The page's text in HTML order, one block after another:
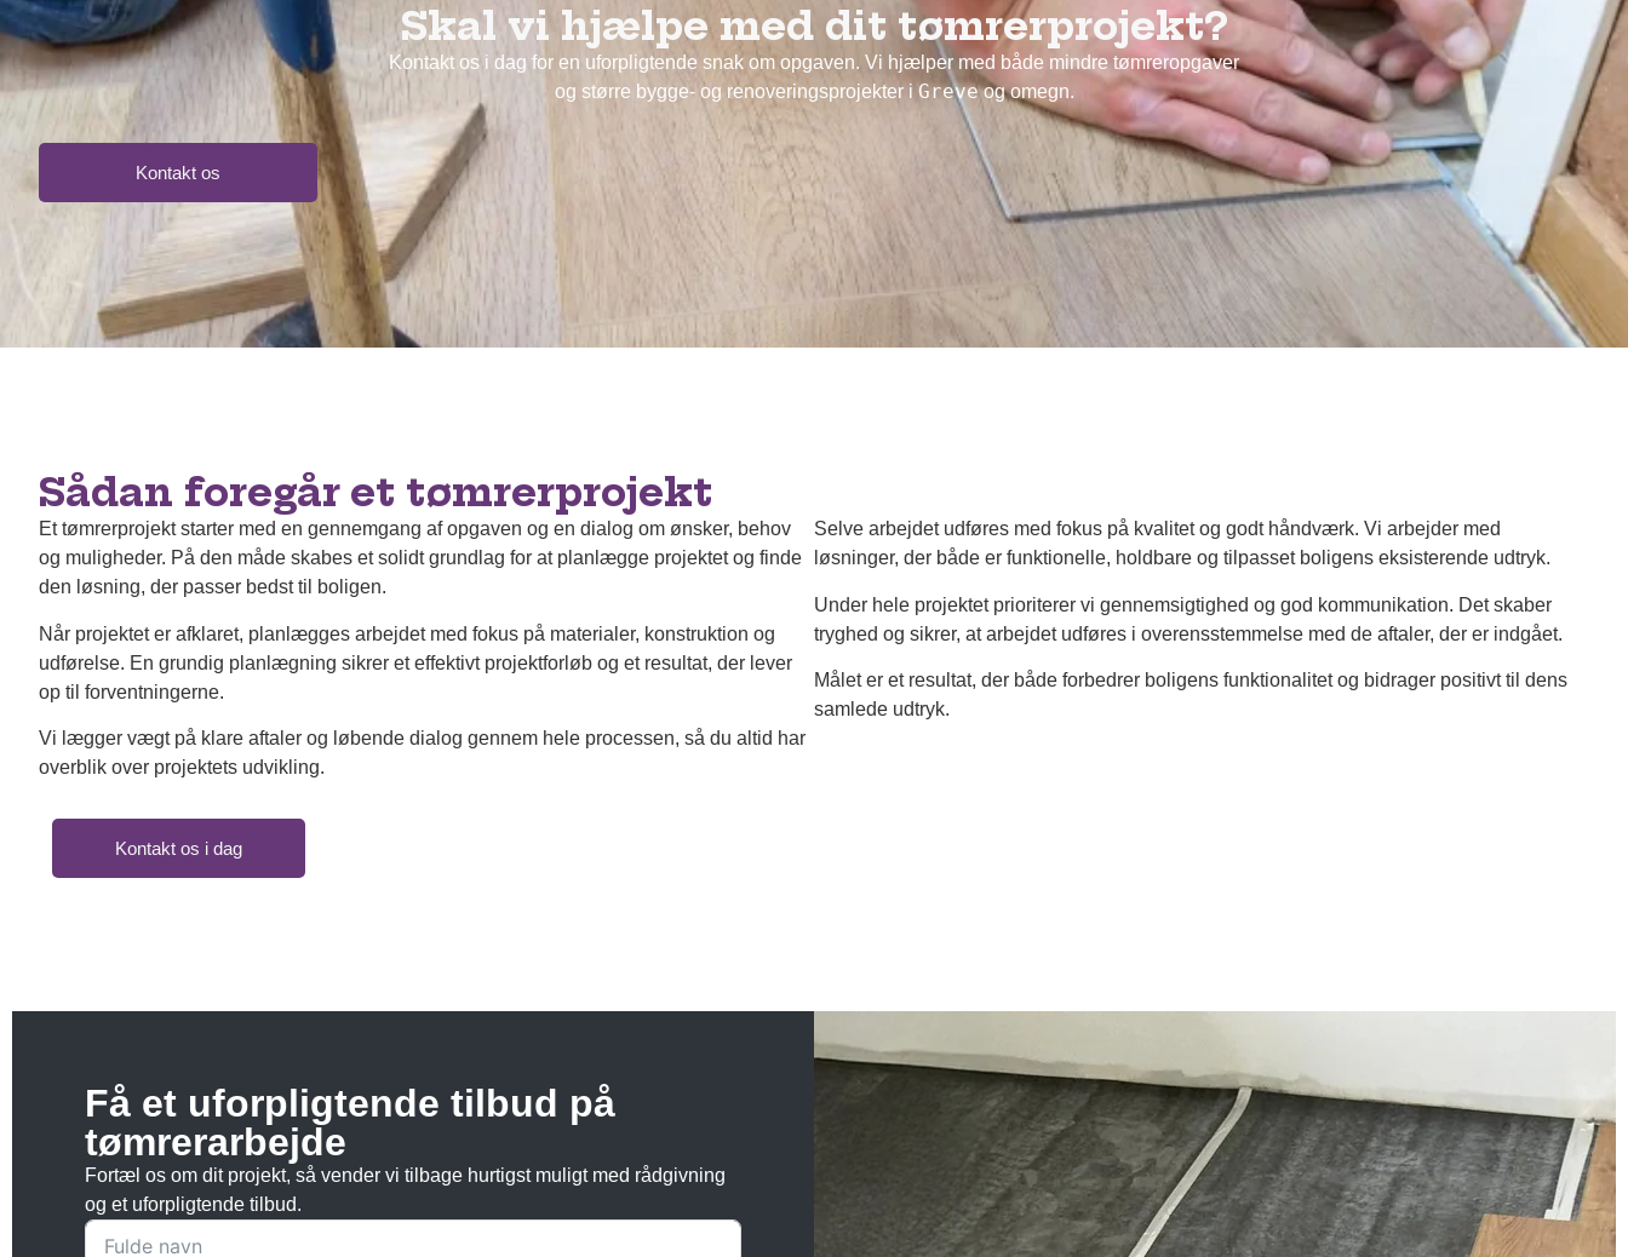
Skal vi hjælpe med dit tømrerprojekt?
Kontakt os i dag for en uforpligtende snak om opgaven. Vi hjælper med både mindre tømreropgaver
og større bygge- og renoveringsprojekter i Greveog omegn.
Kontakt os
Sådan foregår et tømrerprojekt
Et tømrerprojekt starter med en gennemgang af opgaven og en dialog om ønsker, behov
og muligheder. På den måde skabes et solidt grundlag for at planlægge projektet og finde
den løsning, der passer bedst til boligen.
Når projektet er afklaret, planlægges arbejdet med fokus på materialer, konstruktion og
udførelse. En grundig planlægning sikrer et effektivt projektforløb og et resultat, der lever
op til forventningerne.
Vi lægger vægt på klare aftaler og løbende dialog gennem hele processen, så du altid har
overblik over projektets udvikling.
Selve arbejdet udføres med fokus på kvalitet og godt håndværk. Vi arbejder med
løsninger, der både er funktionelle, holdbare og tilpasset boligens eksisterende udtryk.
Under hele projektet prioriterer vi gennemsigtighed og god kommunikation. Det skaber
tryghed og sikrer, at arbejdet udføres i overensstemmelse med de aftaler, der er indgået.
Målet er et resultat, der både forbedrer boligens funktionalitet og bidrager positivt til dens
samlede udtryk.
Kontakt os i dag
Få et uforpligtende tilbud på
tømrerarbejde
Fortæl os om dit projekt, så vender vi tilbage hurtigst muligt med rådgivning
og et uforpligtende tilbud.